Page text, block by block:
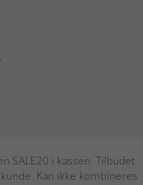
SALE20 i kassen. Tilbudet
Kan ikke kombineres